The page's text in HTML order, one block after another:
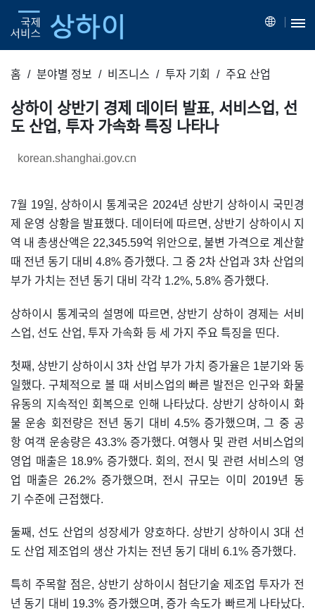
홈 분야별 정보 비즈니스 투자 기회 주요 산업
상하이 상반기 경제 데이터 발표, 서비스업, 선
도 산업, 투자 가속화 특징 나타나
korean.shanghai.gov.cn
7월 19일, 상하이시 통계국은 2024년 상반기 상하이시 국민경
제 운영 상황을 발표했다. 데이터에 따르면, 상반기 상하이시 지
역 내 총생산액은 22,345.59억 위안으로, 불변 가격으로 계산할
때 전년 동기 대비 4.8% 증가했다. 그 중 2차 산업과 3차 산업의
부가 가치는 전년 동기 대비 각각 1.2%, 5.8% 증가했다.
상하이시 통계국의 설명에 따르면, 상반기 상하이 경제는 서비
스업, 선도 산업, 투자 가속화 등 세 가지 주요 특징을 띤다.
첫째, 상반기 상하이시 3차 산업 부가 가치 증가율은 1분기와 동
일했다. 구체적으로 볼 때 서비스업의 빠른 발전은 인구와 화물
유동의 지속적인 회복으로 인해 나타났다. 상반기 상하이시 화
물 운송 회전량은 전년 동기 대비 4.5% 증가했으며, 그 중 공
항 여객 운송량은 43.3% 증가했다. 여행사 및 관련 서비스업의
영업 매출은 18.9% 증가했다. 회의, 전시 및 관련 서비스의 영
업 매출은 26.2% 증가했으며, 전시 규모는 이미 2019년 동
기 수준에 근접했다.
둘째, 선도 산업의 성장세가 양호하다. 상반기 상하이시 3대 선
도 산업 제조업의 생산 가치는 전년 동기 대비 6.1% 증가했다.
특히 주목할 점은, 상반기 상하이시 첨단기술 제조업 투자가 전
년 동기 대비 19.3% 증가했으며, 증가 속도가 빠르게 나타났다.